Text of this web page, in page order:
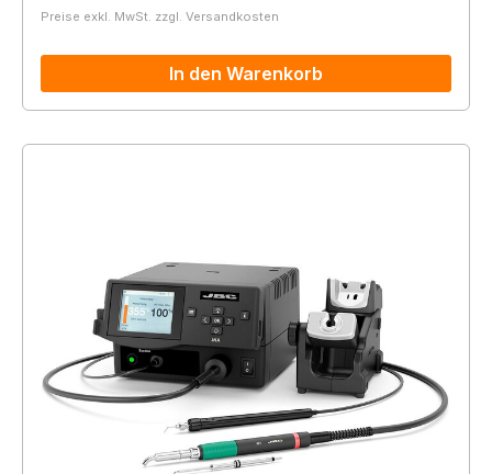
Preise exkl. MwSt. zzgl. Versandkosten
In den Warenkorb